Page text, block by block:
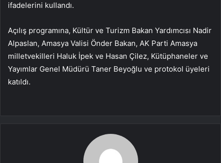
ifadelerini kullandı.
Açılış programına, Kültür ve Turizm Bakan Yardımcısı Nadir
Alpaslan, Amasya Valisi Önder Bakan, AK Parti Amasya
milletvekilleri Haluk İpek ve Hasan Çilez, Kütüphaneler ve
Yayımlar Genel Müdürü Taner Beyoğlu ve protokol üyeleri
katıldı.